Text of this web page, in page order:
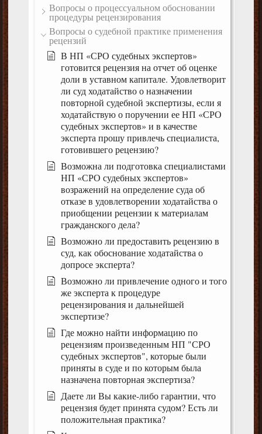
Вопросы о процессуальном обосновании
процедуры рецензирования
Вопросы о судебной практике применения
рецензий
В НП «СРО судебных экспертов»
готовится рецензия на отчет об оценке
доли в уставном капитале. Удовлетворит
ли суд ходатайство о назначении
повторной судебной экспертизы, если я
ходатайствую о поручении ее НП «СРО
судебных экспертов» и в качестве
эксперта прошу привлечь специалиста,
готовившего рецензию?
Возможна ли подготовка специалистами
НП «СРО судебных экспертов»
возражений на определение суда об
отказе в удовлетворении ходатайства о
приобщении рецензии к материалам
гражданского дела?
Возможно ли предоставить рецензию в
суд, как обоснование ходатайства о
допросе эксперта?
Возможно ли привлечение одного и того
же эксперта к процедуре
рецензирования и дальнейшей
экспертизе?
Где можно найти информацию по
рецензиям произведенным НП "СРО
судебных экспертов", которые были
приняты в суде и по которым была
назначена повторная экспертиза?
Даете ли Вы какие-либо гарантии, что
рецензия будет принята судом? Есть ли
положительная практика?